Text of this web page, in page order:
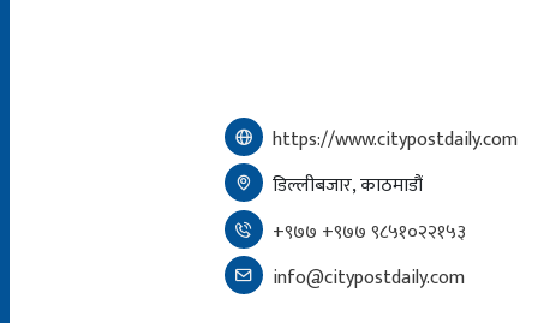
https://www.citypostdaily.com
डिल्लीबजार, काठमाडौं
+९७७ +९७७ ९८५१०२२१५३
info@citypostdaily.com